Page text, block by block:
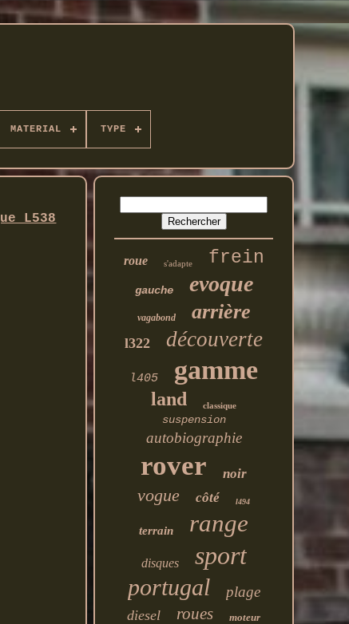
MATERIAL TYPE
L538
roue s'adapte frein
gauche evoque
vagabond arrière
l322 découverte
l405 gamme
land classique
suspension
autobiographie
rover noir
vogue côté l494
terrain range
disques sport
portugal plage
diesel roues moteur